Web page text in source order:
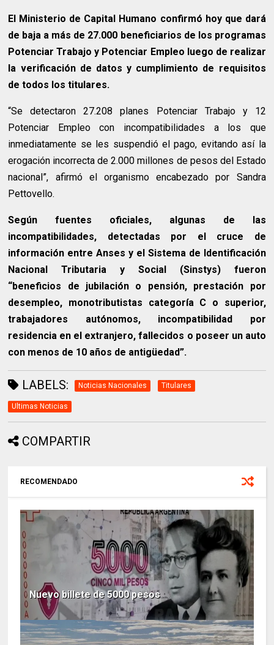
El Ministerio de Capital Humano confirmó hoy que dará
de baja a más de 27.000 beneficiarios de los programas
Potenciar Trabajo y Potenciar Empleo luego de realizar
la verificación de datos y cumplimiento de requisitos
de todos los titulares.
“Se detectaron 27.208 planes Potenciar Trabajo y 12
Potenciar Empleo con incompatibilidades a los que
inmediatamente se les suspendió el pago, evitando así la
erogación incorrecta de 2.000 millones de pesos del Estado
nacional”, afirmó el organismo encabezado por Sandra
Pettovello.
Según fuentes oficiales, algunas de las
incompatibilidades, detectadas por el cruce de
información entre Anses y el Sistema de Identificación
Nacional Tributaria y Social (Sinstys) fueron
“beneficios de jubilación o pensión, prestación por
desempleo, monotributistas categoría C o superior,
trabajadores autónomos, incompatibilidad por
residencia en el extranjero, fallecidos o poseer un auto
con menos de 10 años de antigüedad”.
LABELS: Noticias Nacionales Titulares
Ultimas Noticias
COMPARTIR
RECOMENDADO
Nuevo billete de 5000 pesos